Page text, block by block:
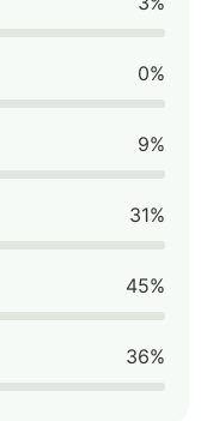
0%
9%
31%
45%
36%